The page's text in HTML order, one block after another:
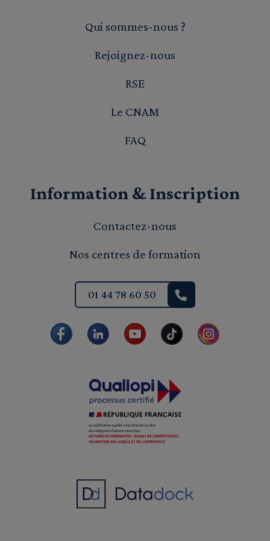
Qui sommes-nous ?
Rejoignez-nous
RSE
Le CNAM
FAQ
Information & Inscription
Contactez-nous
Nos centres de formation
01 44 78 60 50